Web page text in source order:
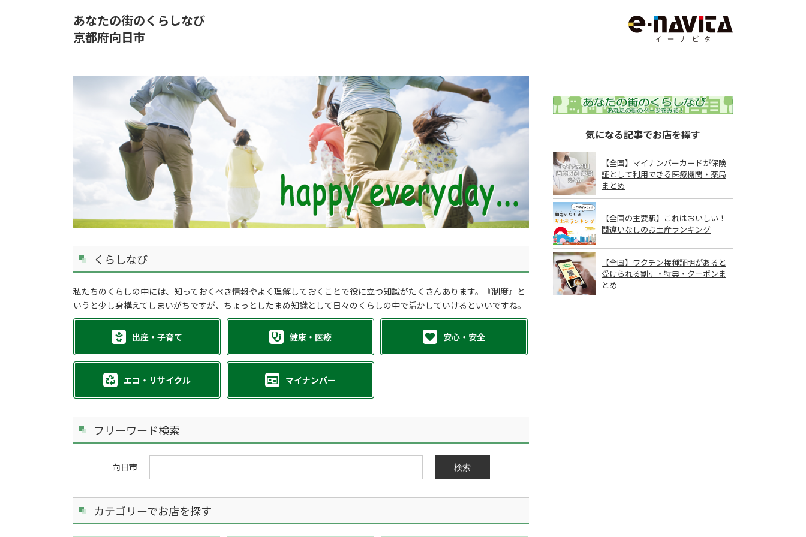
あなたの街のくらしなび
京都府向日市
くらしなび
私たちのくらしの中には、知っておくべき情報やよく理解しておくことで役に立つ知識がたくさんあります。『制度』と
いうと少し身構えてしまいがちですが、ちょっとしたまめ知識として日々のくらしの中で活かしていけるといいですね。
出産・子育て 健康・医療 安心・安全
エコ・リサイクル マイナンバー
フリーワード検索
向日市 検索
カテゴリーでお店を探す
気になる記事でお店を探す
【全国】マイナンバーカードが保険
証として利用できる医療機関・薬局
まとめ
【全国の主要駅】これはおいしい！
間違いなしのお土産ランキング
【全国】ワクチン接種証明があると
受けられる割引・特典・クーポンま
とめ